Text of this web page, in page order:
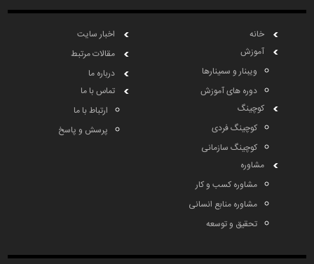
خانه
آموزش
ویبنار و سمینارها
دوره های آموزش
کوچینگ
کوچینگ فردی
کوچینگ سازمانی
مشاوره
مشاوره کسب و کار
مشاوره منابع انسانی
تحقیق و توسعه
اخبار سایت
مقالات مرتبط
درباره ما
تماس با ما
ارتباط با ما
پرسش و پاسخ